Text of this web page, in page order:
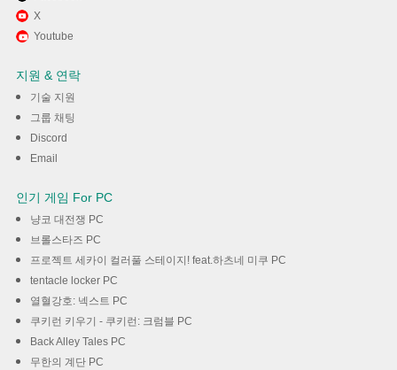
X
Youtube
지원 & 연락
기술 지원
그룹 채팅
Discord
Email
인기 게임 For PC
냥코 대전쟁 PC
브롤스타즈 PC
프로젝트 세카이 컬러풀 스테이지! feat.하츠네 미쿠 PC
tentacle locker PC
열혈강호: 넥스트 PC
쿠키런 키우기 - 쿠키런: 크럼블 PC
Back Alley Tales PC
무한의 계단 PC